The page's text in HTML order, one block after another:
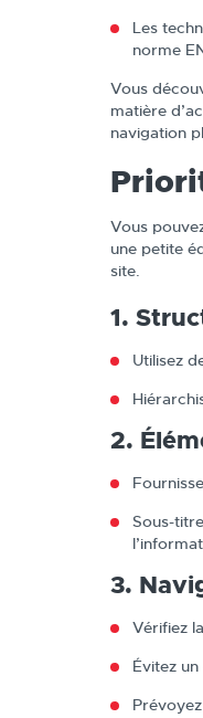
Les
norme
Vous
matière
navigation
Vous
une petite
site.
1.
Utilisez
2.
Sous-
3.
Vérifiez
Évitez